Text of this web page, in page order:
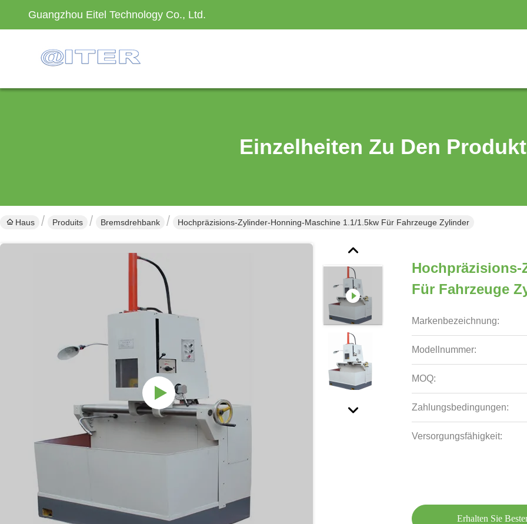
Guangzhou Eitel Technology Co., Ltd.
Einzelheiten Zu Den
Haus Produits Bremsdrehbank Hochpräzisions-Zylinder-Honning-Maschine 1.1/1.5kw Für Fahrzeuge Zylinder
Hochpräzisions-
Für Fahrzeuge
Markenbezeichnung:
Modellnummer:
MOQ:
Zahlungsbedingungen:
Versorgungsfähigkeit:
Erhalten Sie